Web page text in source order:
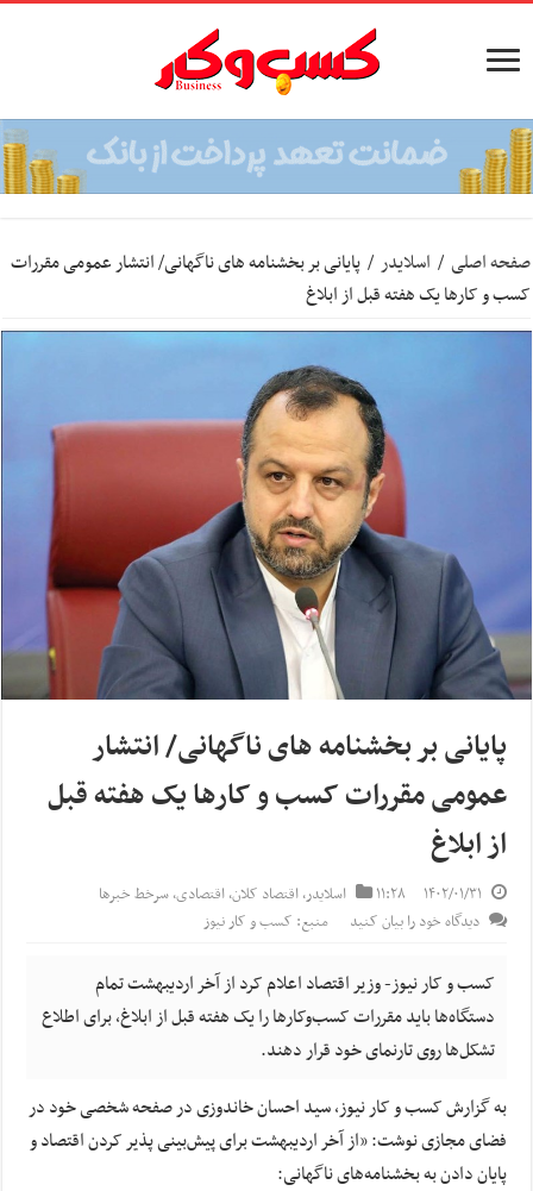
صفحه اصلی / اسلایدر / پایانی بر بخشنامه های ناگهانی/ انتشار عمومی مقررات
کسب و کارها یک هفته قبل از ابلاغ
پایانی بر بخشنامه های ناگهانی/ انتشار
عمومی مقررات کسب و کارها یک هفته قبل
از ابلاغ
۱۴۰۲/۰۱/۳۱ ۱۱:۲۸ اسلایدر,اقتصاد کلان,اقتصادی,سرخط خبرها
دیدگاه خود را بیان کنید
منبع: کسب و کار نیوز
کسب و کار نیوز- وزیر اقتصاد اعلام کرد از آخر اردیبهشت تمام
دستگاه‌ها باید مقررات کسب‌وکارها را یک هفته قبل از ابلاغ، برای اطلاع
تشکل‌ها روی تارنمای خود قرار دهند.
به گزارش کسب و کار نیوز، سید احسان خاندوزی در صفحه شخصی خود در
فضای مجازی نوشت: «از آخر اردیبهشت برای پیش‌بینی پذیر کردن اقتصاد و
پایان دادن به بخشنامه‌های ناگهانی: